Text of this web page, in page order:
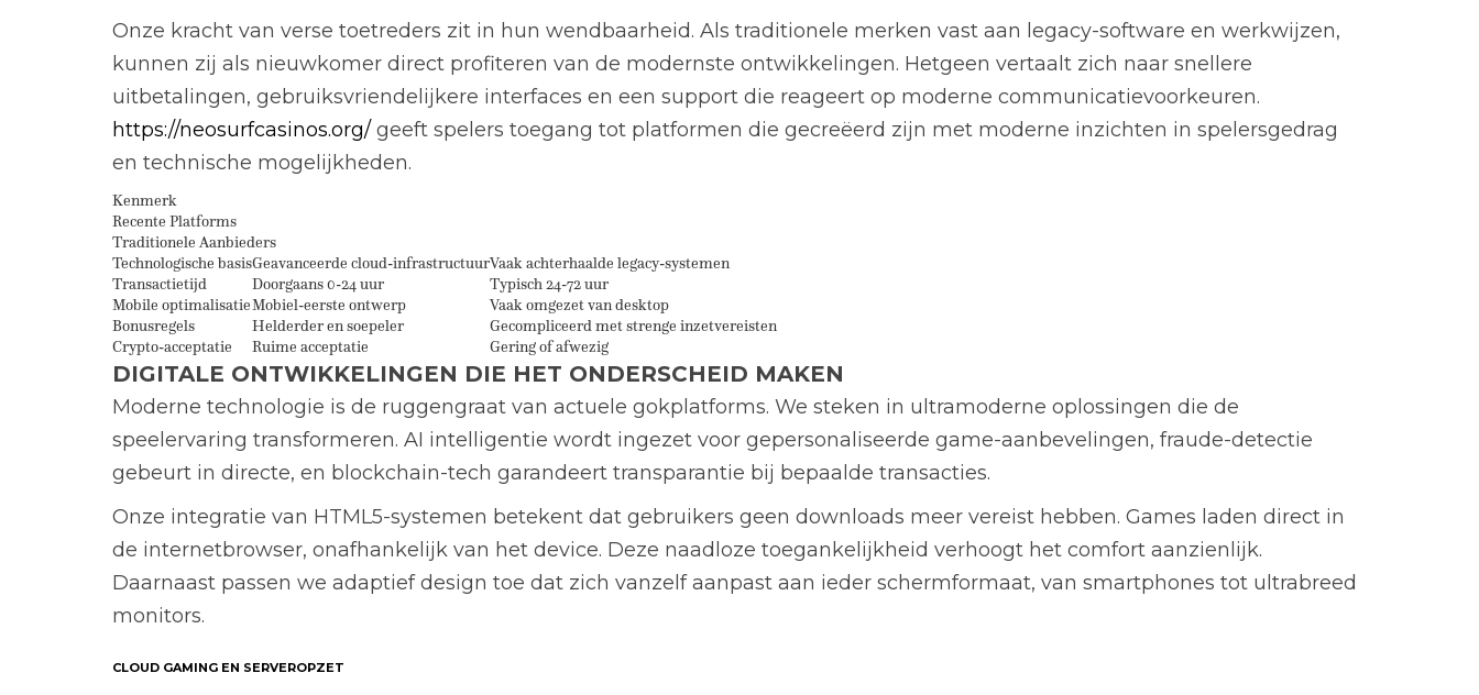
Onze kracht van verse toetreders zit in hun wendbaarheid. Als traditionele merken vast aan legacy-software en werkwijzen,
kunnen zij als nieuwkomer direct profiteren van de modernste ontwikkelingen. Hetgeen vertaalt zich naar snellere
uitbetalingen, gebruiksvriendelijkere interfaces en een support die reageert op moderne communicatievoorkeuren.
https://neosurfcasinos.org/ geeft spelers toegang tot platformen die gecreëerd zijn met moderne inzichten in spelersgedrag
en technische mogelijkheden.
Kenmerk
Recente Platforms
Traditionele Aanbieders
Technologische basisGeavanceerde cloud-infrastructuurVaak achterhaalde legacy-systemen
Transactietijd
Doorgaans 0-24 uur
Typisch 24-72 uur
Mobile optimalisatieMobiel-eerste ontwerp
Vaak omgezet van desktop
Bonusregels
Helderder en soepeler
Gecompliceerd met strenge inzetvereisten
Crypto-acceptatie
Ruime acceptatie Gering of afwezig
DIGITALE ONTWIKKELINGEN DIE HET ONDERSCHEID MAKEN
Moderne technologie is de ruggengraat van actuele gokplatforms. We steken in ultramoderne oplossingen die de
speelervaring transformeren. AI intelligentie wordt ingezet voor gepersonaliseerde game-aanbevelingen, fraude-detectie
gebeurt in directe, en blockchain-tech garandeert transparantie bij bepaalde transacties.
Onze integratie van HTML5-systemen betekent dat gebruikers geen downloads meer vereist hebben. Games laden direct in
de internetbrowser, onafhankelijk van het device. Deze naadloze toegankelijkheid verhoogt het comfort aanzienlijk.
Daarnaast passen we adaptief design toe dat zich vanzelf aanpast aan ieder schermformaat, van smartphones tot ultrabreed
monitors.
CLOUD GAMING EN SERVEROPZET